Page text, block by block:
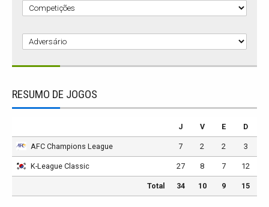
RESUMO DE JOGOS
J V E D
AFC Champions League 7 2 2 3
K-League Classic 27 8 7 12
Total 34 10 9 15